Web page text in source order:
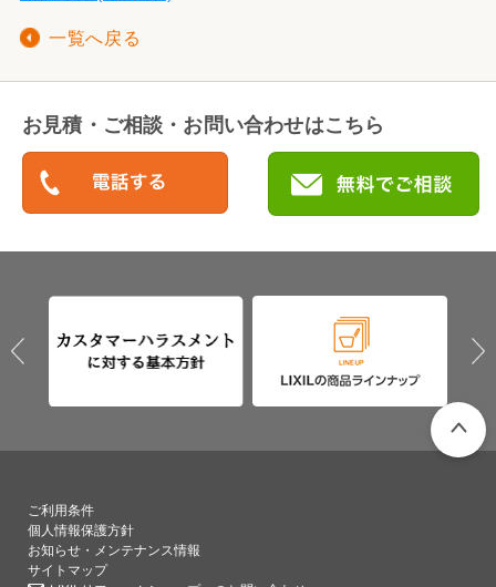
一覧へ戻る
お見積・ご相談・お問い合わせはこちら
ご利用条件
個人情報保護方針
お知らせ・メンテナンス情報
サイトマップ